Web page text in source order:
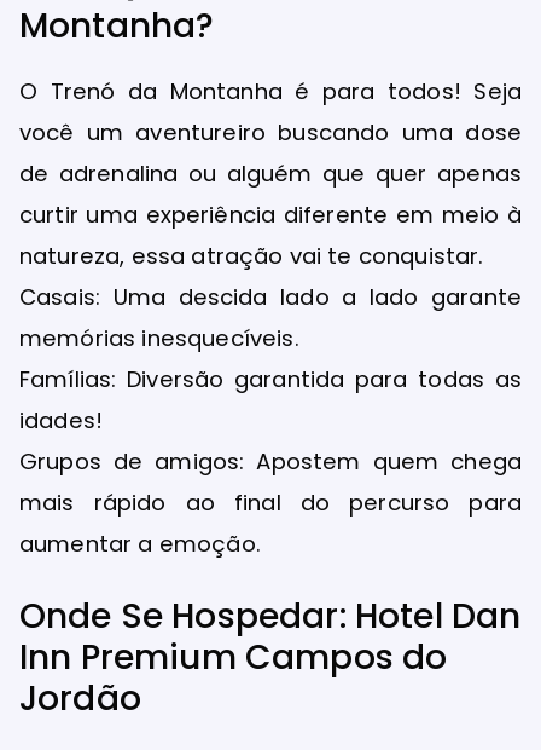
Montanha?
O Trenó da Montanha é para todos! Seja
você um aventureiro buscando uma dose
de adrenalina ou alguém que quer apenas
curtir uma experiência diferente em meio à
natureza, essa atração vai te conquistar.
Casais: Uma descida lado a lado garante
memórias inesquecíveis.
Famílias: Diversão garantida para todas as
idades!
Grupos de amigos: Apostem quem chega
mais rápido ao final do percurso para
aumentar a emoção.
Onde Se Hospedar: Hotel Dan
Inn Premium Campos do
Jordão